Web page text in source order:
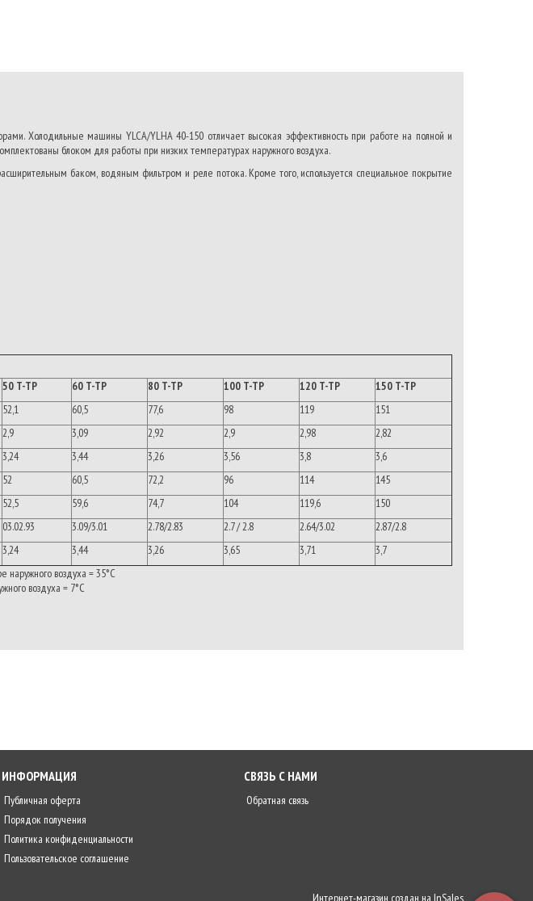
Холодильные машины YLCA/YLHA 40-150 отличает высокая эффективность при работе на полной и
блоком для работы при низких температурах наружного воздуха.
баком, водяным фильтром и реле потока. Кроме того, используется специальное покрытие
50 T-TP 60 T-TP 80 T-TP 100 T-TP 120 T-TP
150 T-TP
52,1 60,5 77,6 98 119
151
2,9 3,09 2,92 2,9 2,98
2,82
3,24 3,44 3,26 3,56 3,8
3,6
52 60,5 72,2 96 114
145
52,5 59,6 74,7 104 119,6
150
03.02.93 3.09/3.01 2.78/2.83 2.7 / 2.8 2.64/3.02
2.87/2.8
3,24 3,44 3,26 3,65 3,71
3,7
воздуха = 35°C
воздуха = 7°C
ИНФОРМАЦИЯ
Публичная оферта
Порядок получения
Политика конфиденциальности
Пользовательское соглашение
СВЯЗЬ С НАМИ
Обратная связь
Интернет-магазин создан на InSales